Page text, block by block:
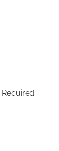
Required